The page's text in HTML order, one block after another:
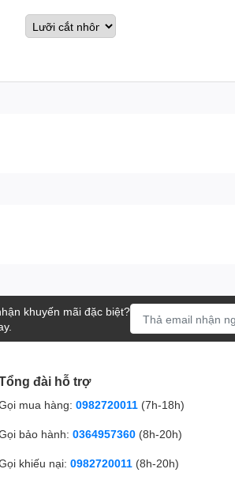
khuyến mãi đặc biệt?
đài hỗ trợ
mua hàng: 0982720011 (7h-18h)
bảo hành: 0364957360 (8h-20h)
khiếu nại: 0982720011 (8h-20h)